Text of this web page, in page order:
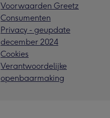
Voorwaarden Greetz
Consumenten
Privacy - geupdate
december 2024
Cookies
Verantwoordelijke
openbaarmaking